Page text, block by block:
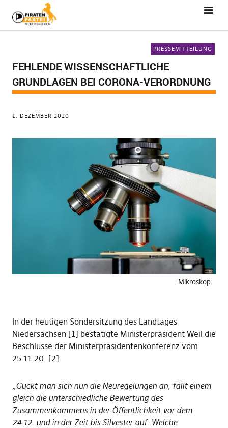
PRESSEMITTEILUNG
FEHLENDE WISSENSCHAFTLICHE
GRUNDLAGEN BEI CORONA-VERORDNUNG
1. DEZEMBER 2020
Mikroskop
In der heutigen Sondersitzung des Landtages
Niedersachsen [1] bestätigte Ministerpräsident Weil die
Beschlüsse der Ministerpräsidentenkonferenz vom
25.11.20. [2]
„Guckt man sich nun die Neuregelungen an, fällt einem
gleich die unterschiedliche Bewertung des
Zusammenkommens in der Öffentlichkeit vor dem
24.12. und in der Zeit bis Silvester auf. Welche